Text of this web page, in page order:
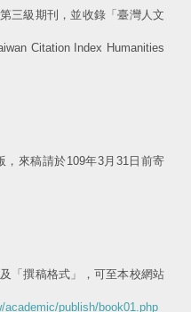
三級期刊，並收錄「臺灣人文
Citation Index Humanities
，來稿請於109年3月31日前寄
「撰稿格式」，可至本校網站
academic/publish/book01.php